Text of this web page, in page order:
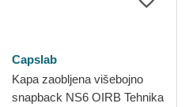
Capslab
Kapa zaobljena višebojno
snapback NS6 OIRB Tehnika